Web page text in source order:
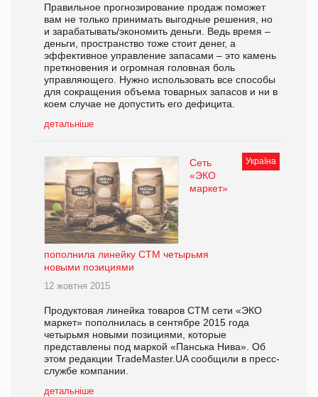
Правильное прогнозирование продаж поможет
вам не только принимать выгодные решения, но
и зарабатывать/экономить деньги. Ведь время –
деньги, пространство тоже стоит денег, а
эффективное управление запасами – это камень
преткновения и огромная головная боль
управляющего. Нужно использовать все способы
для сокращения объема товарных запасов и ни в
коем случае не допустить его дефицита.
детальніше
Україна
Сеть
«ЭКО
маркет»
пополнила линейку СТМ четырьмя
новыми позициями
12 жовтня 2015
Продуктовая линейка товаров СТМ сети «ЭКО
маркет» пополнилась в сентябре 2015 года
четырьмя новыми позициями, которые
представлены под маркой «Панська Нива». Об
этом редакции TradeMaster.UA сообщили в пресс-
службе компании.
детальніше